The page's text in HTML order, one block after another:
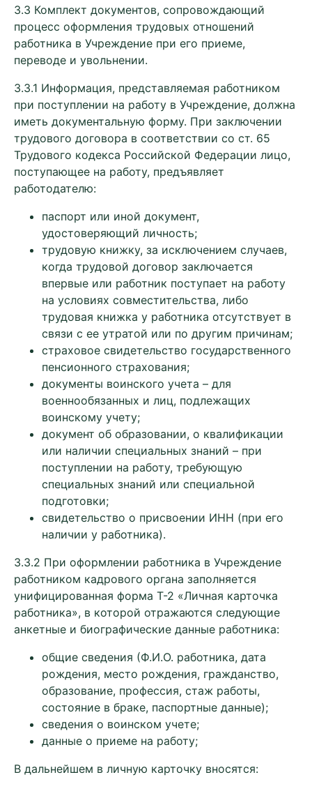
3.3 Комплект документов, сопровождающий
процесс оформления трудовых отношений
работника в Учреждение при его приеме,
переводе и увольнении.
3.3.1 Информация, представляемая работником
при поступлении на работу в Учреждение, должна
иметь документальную форму. При заключении
трудового договора в соответствии со ст. 65
Трудового кодекса Российской Федерации лицо,
поступающее на работу, предъявляет
работодателю:
паспорт или иной документ,
удостоверяющий личность;
трудовую книжку, за исключением случаев,
когда трудовой договор заключается
впервые или работник поступает на работу
на условиях совместительства, либо
трудовая книжка у работника отсутствует в
связи с ее утратой или по другим причинам;
страховое свидетельство государственного
пенсионного страхования;
документы воинского учета – для
военнообязанных и лиц, подлежащих
воинскому учету;
документ об образовании, о квалификации
или наличии специальных знаний – при
поступлении на работу, требующую
специальных знаний или специальной
подготовки;
свидетельство о присвоении ИНН (при его
наличии у работника).
3.3.2 При оформлении работника в Учреждение
работником кадрового органа заполняется
унифицированная форма Т-2 «Личная карточка
работника», в которой отражаются следующие
анкетные и биографические данные работника:
общие сведения (Ф.И.О. работника, дата
рождения, место рождения, гражданство,
образование, профессия, стаж работы,
состояние в браке, паспортные данные);
сведения о воинском учете;
данные о приеме на работу;
В дальнейшем в личную карточку вносятся: